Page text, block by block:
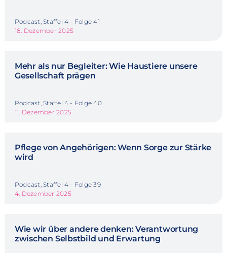
Podcast, Staffel 4 - Folge 41
18. Dezember 2025
Mehr als nur Begleiter: Wie Haustiere unsere
Gesellschaft prägen
Podcast, Staffel 4 - Folge 40
11. Dezember 2025
Pflege von Angehörigen: Wenn Sorge zur Stärke
wird
Podcast, Staffel 4 - Folge 39
4. Dezember 2025
Wie wir über andere denken: Verantwortung
zwischen Selbstbild und Erwartung